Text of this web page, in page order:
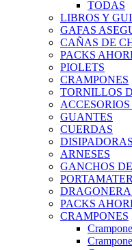
TODAS
LIBROS Y
GAFAS
CAÑAS DE
PACKS
PIOLETS
CRAMPONES
TORNILLOS
GUANTES
CUERDAS
DISIPADORAS
ARNESES
GANCHOS
PACKS
CRAMPONES